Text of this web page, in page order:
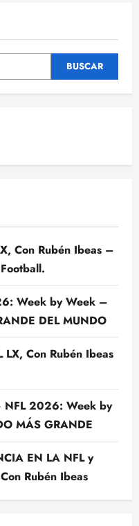
BUSCAR
Con Rubén Ibeas –
Week by Week –
DEL MUNDO
LX, Con Rubén Ibeas
NFL 2026: Week by
MÁS GRANDE
EN LA NFL y
Rubén Ibeas